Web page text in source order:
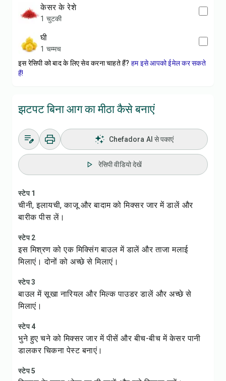
केसर के रेशे
1 चुटकी
घी
1 चम्मच
इस रेसिपी को बाद के लिए सेव करना चाहते हैं? हम इसे आपको ईमेल कर सकते
हैं!
झटपट बिना आग का मीठा कैसे बनाएं
Chefadora AI से पकाएं
रेसिपी वीडियो देखें
स्टेप 1
चीनी, इलायची, काजू और बादाम को मिक्सर जार में डालें और
बारीक पीस लें।
स्टेप 2
इस मिश्रण को एक मिक्सिंग बाउल में डालें और ताजा मलाई
मिलाएं। दोनों को अच्छे से मिलाएं।
स्टेप 3
बाउल में सूखा नारियल और मिल्क पाउडर डालें और अच्छे से
मिलाएं।
स्टेप 4
भुने हुए चने को मिक्सर जार में पीसें और बीच-बीच में केसर पानी
डालकर चिकना पेस्ट बनाएं।
स्टेप 5